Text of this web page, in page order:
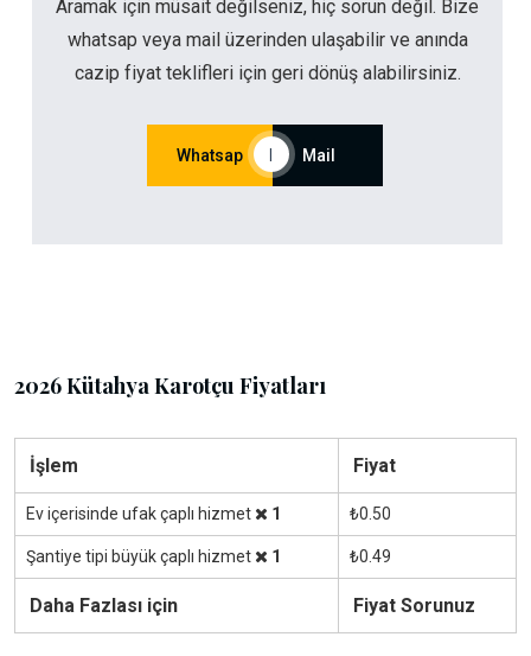
Aramak için müsait değilseniz, hiç sorun değil. Bize
whatsap veya mail üzerinden ulaşabilir ve anında
cazip fiyat teklifleri için geri dönüş alabilirsiniz.
Whatsap Mail
2026 Kütahya Karotçu Fiyatları
İşlem Fiyat
Ev içerisinde ufak çaplı hizmet 1 ₺0.50
Şantiye tipi büyük çaplı hizmet 1 ₺0.49
Daha Fazlası için Fiyat Sorunuz